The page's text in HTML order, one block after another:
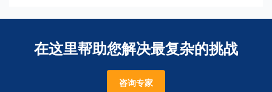
在这里帮助您解决最复杂的挑战
咨询专家